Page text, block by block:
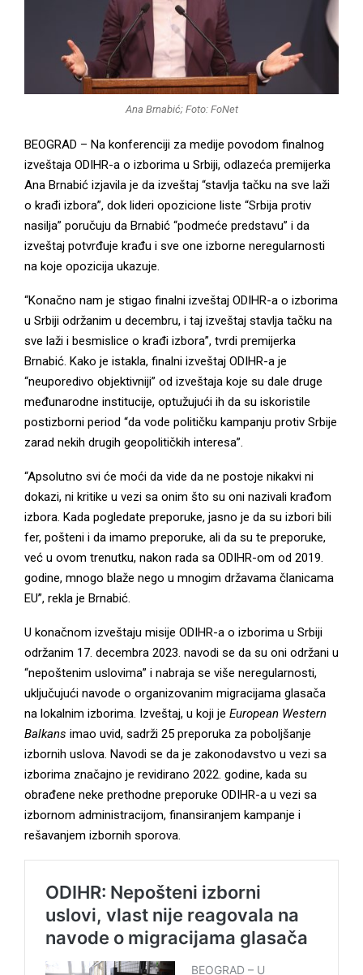
U
Ana Brnabić; Foto: FoNet
BEOGRAD – Na konferenciji za medije povodom finalnog
izveštaja ODIHR-a o izborima u Srbiji, odlazeća premijerka
Ana Brnabić izjavila je da izveštaj “stavlja tačku na sve laži
o krađi izbora”, dok lideri opozicione liste “Srbija protiv
nasilja” poručuju da Brnabić “podmeće predstavu” i da
izveštaj potvrđuje krađu i sve one izborne neregularnosti
na koje opozicija ukazuje.
“Konačno nam je stigao finalni izveštaj ODIHR-a o izborima
u Srbiji održanim u decembru, i taj izveštaj stavlja tačku na
sve laži i besmislice o krađi izbora”, tvrdi premijerka
Brnabić. Kako je istakla, finalni izveštaj ODIHR-a je
“neuporedivo objektivniji” od izveštaja koje su dale druge
međunarodne institucije, optužujući ih da su iskoristile
postizborni period “da vode političku kampanju protiv Srbije
zarad nekih drugih geopolitičkih interesa”.
“Apsolutno svi će moći da vide da ne postoje nikakvi ni
dokazi, ni kritike u vezi sa onim što su oni nazivali krađom
izbora. Kada pogledate preporuke, jasno je da su izbori bili
fer, pošteni i da imamo preporuke, ali da su te preporuke,
već u ovom trenutku, nakon rada sa ODIHR-om od 2019.
godine, mnogo blaže nego u mnogim državama članicama
EU”, rekla je Brnabić.
U konačnom izveštaju misije ODIHR-a o izborima u Srbiji
održanim 17. decembra 2023. navodi se da su oni održani u
“nepoštenim uslovima” i nabraja se više neregularnosti,
uključujući navode o organizovanim migracijama glasača
na lokalnim izborima. Izveštaj, u koji je European Western
Balkans imao uvid, sadrži 25 preporuka za poboljšanje
izbornih uslova. Navodi se da je zakonodavstvo u vezi sa
izborima značajno je revidirano 2022. godine, kada su
obrađene neke prethodne preporuke ODIHR-a u vezi sa
izbornom administracijom, finansiranjem kampanje i
rešavanjem izbornih sporova.